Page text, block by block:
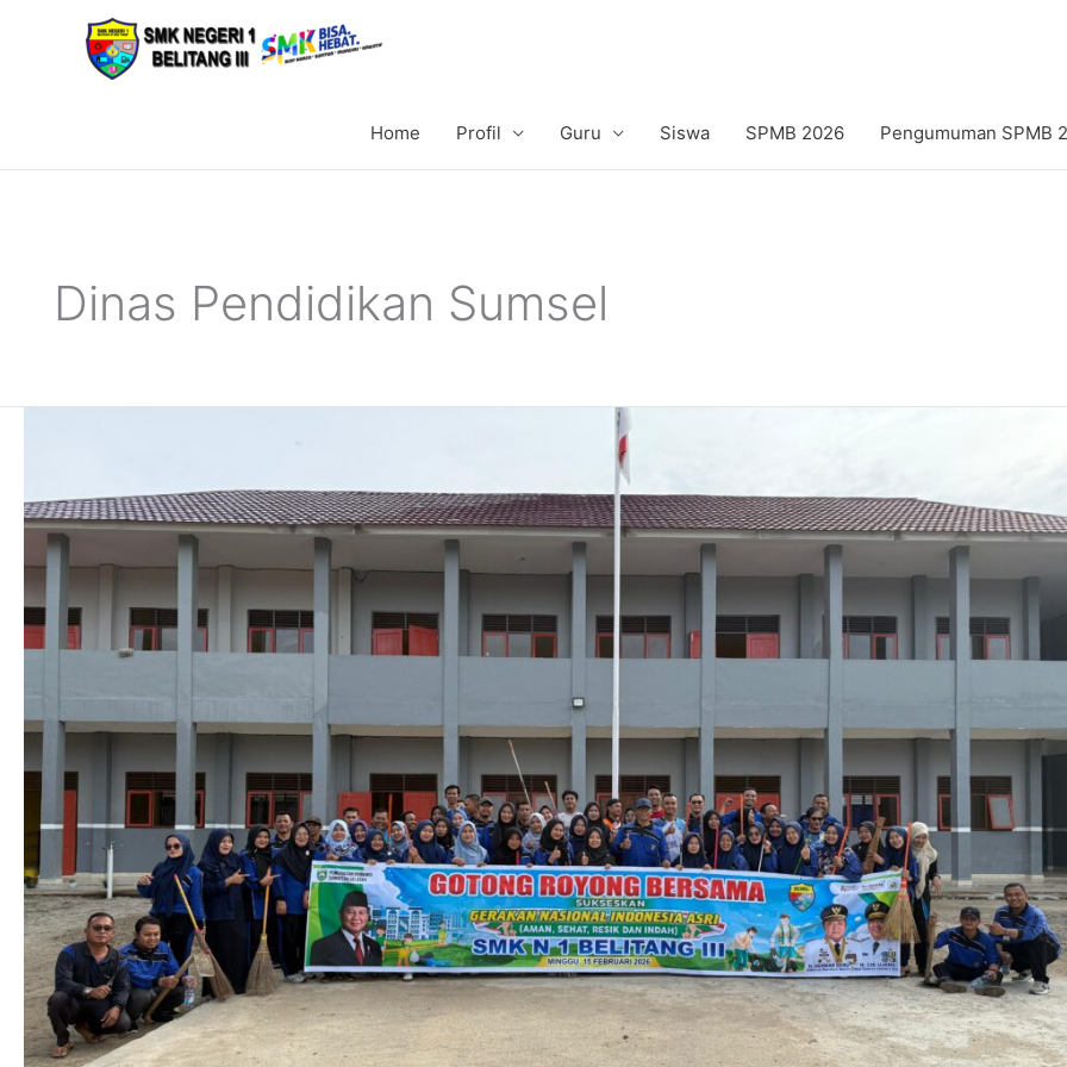
Home Profil Guru Siswa SPMB 2026 Pengumuman SPMB
Dinas Pendidikan Sumsel
yang
Nyaman,
SMKN
1
Belitang
Royong
Serentak
Gerakan
Nasional
Indonesia
Asri